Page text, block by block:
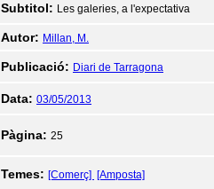
Subtitol: Les galeries, a l'expectativa
Autor: Millan, M.
Publicació: Diari de Tarragona
Data: 03/05/2013
Pàgina: 25
Temes: [Comerç] [Amposta]